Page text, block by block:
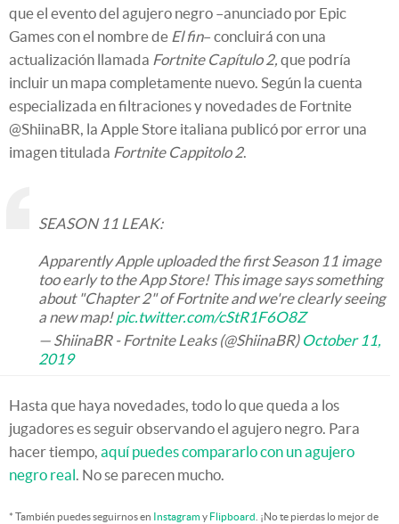
que el evento del agujero negro –anunciado por Epic
Games con el nombre de El fin– concluirá con una
actualización llamada Fortnite Capítulo 2, que podría
incluir un mapa completamente nuevo. Según la cuenta
especializada en filtraciones y novedades de Fortnite
@ShiinaBR, la Apple Store italiana publicó por error una
imagen titulada Fortnite Cappitolo 2.
SEASON 11 LEAK:
Apparently Apple uploaded the first Season 11 image
too early to the App Store! This image says something
about "Chapter 2" of Fortnite and we're clearly seeing
a new map!pic.twitter.com/cStR1F6O8Z
— ShiinaBR - Fortnite Leaks (@ShiinaBR) October 11,
2019
Hasta que haya novedades, todo lo que queda a los
jugadores es seguir observando el agujero negro. Para
hacer tiempo, aquí puedes compararlo con un agujero
negro real. No se parecen mucho.
* También puedes seguirnos en Instagramy Flipboard . ¡No te pierdas lo mejor de